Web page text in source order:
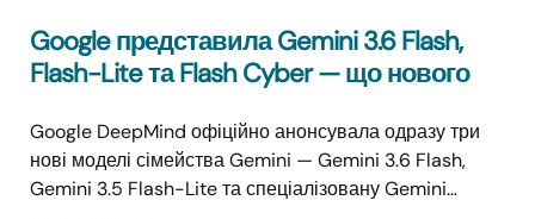
Google представила Gemini 3.6 Flash,
Flash-Lite та Flash Cyber — що нового
Google DeepMind офіційно анонсувала одразу три
нові моделі сімейства Gemini — Gemini 3.6 Flash,
Gemini 3.5 Flash-Lite та спеціалізовану Gemini…